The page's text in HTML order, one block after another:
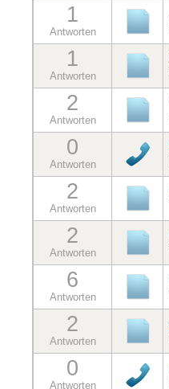
1
Antworten
1
Antworten
2
Antworten
0
Antworten
2
Antworten
2
Antworten
6
Antworten
2
Antworten
0
Antworten